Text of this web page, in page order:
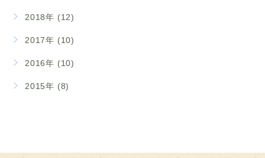
2018年 (12)
2017年 (10)
2016年 (10)
2015年 (8)